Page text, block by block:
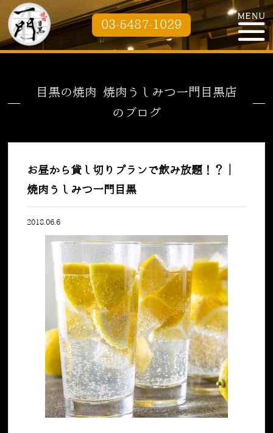
03-5487-1029
目黒の焼肉 焼肉うしみつ一門目黒店
のブログ
お昼から貸し切りプランで飲み放題！？｜
焼肉うしみつ一門目黒
2018.06.6